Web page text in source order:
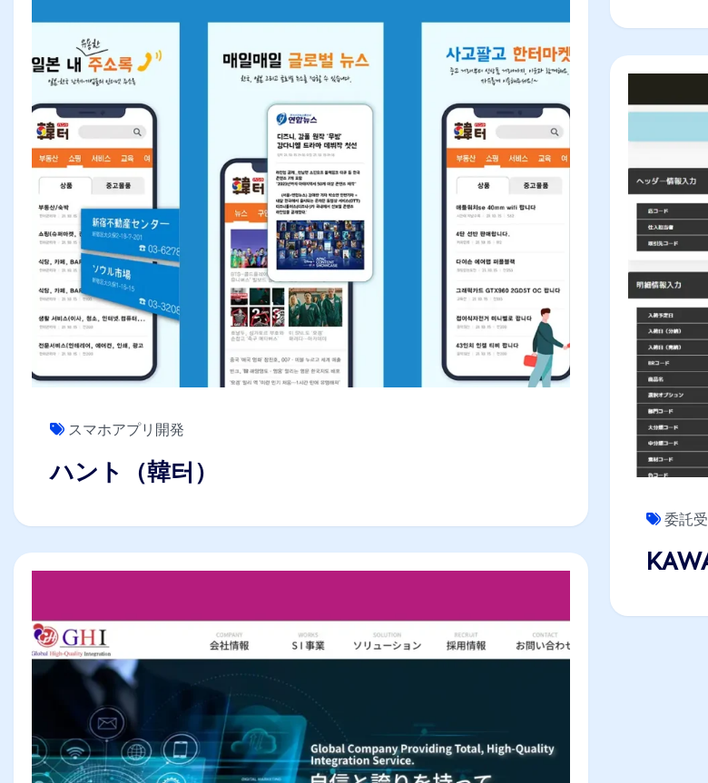
ハント（韓터）
スマホアプリ開発
委託